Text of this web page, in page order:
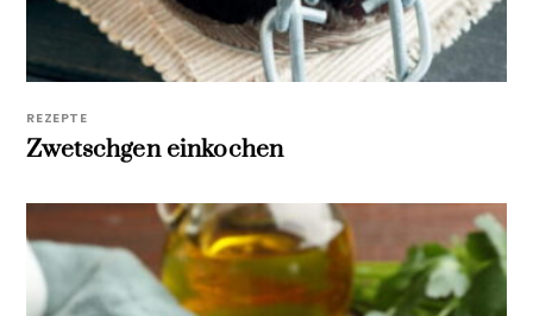
REZEPTE
Zwetschgen einkochen